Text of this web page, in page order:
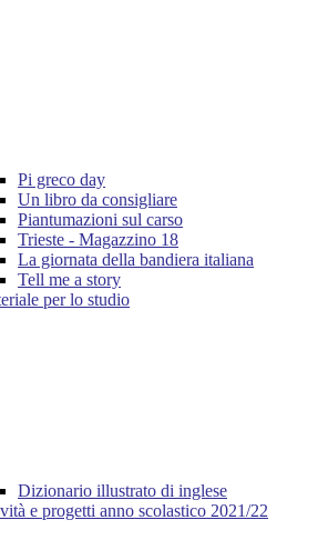
Pi greco day
Un libro da consigliare
Piantumazioni sul carso
Trieste - Magazzino 18
La giornata della bandiera italiana
Tell me a story
per lo studio
Dizionario illustrato di inglese
e progetti anno scolastico 2021/22